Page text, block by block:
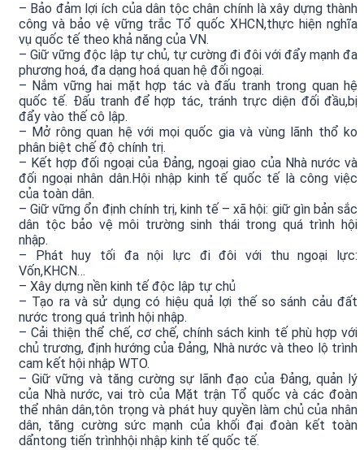
– Bảo đảm lợi ích của dân tộc chân chính là xây dựng thành
công và bảo vệ vững trắc Tổ quốc XHCN,thực hiện nghĩa
vụ quốc tế theo khả năng của VN.
– Giữ vững độc lập tự chủ, tự cường đi đôi với đẩy mạnh đa
phương hoá, đa dạng hoá quan hệ đối ngoại.
– Nắm vững hai mặt hợp tác và đấu tranh trong quan hệ
quốc tế. Đấu tranh để hợp tác, tránh trực diện đối đầu,bị
đẩy vào thế cô lập.
– Mở rông quan hệ với mọi quốc gia và vùng lãnh thổ ko
phân biệt chế độ chính trị.
– Kết hợp đối ngoại của Đảng, ngoại giao của Nhà nước và
đối ngoại nhân dân.Hội nhập kinh tế quốc tế là công việc
của toàn dân.
– Giữ vững ổn định chính trị, kinh tế – xã hội: giữ gìn bản sắc
dân tộc bảo vệ môi trường sinh thái trong quá trình hội
nhập.
– Phát huy tối đa nội lực đi đôi với thu ngoại lực:
Vốn,KHCN…
– Xây dựng nền kinh tế độc lập tự chủ
– Tạo ra và sử dụng có hiệu quả lợi thế so sánh cảu đất
nước trong quá trình hội nhập.
– Cải thiện thể chế, cơ chế, chính sách kinh tế phù hợp với
chủ trương, định hướng của Đảng, Nhà nước và theo lộ trình
cam kết hội nhập WTO.
– Giữ vững và tăng cường sự lãnh đạo của Đảng, quản lý
của Nhà nước, vai trò của Mặt trận Tổ quốc và các đoàn
thể nhân dân,tôn trọng và phát huy quyền làm chủ của nhân
dân, tăng cường sức mạnh của khối đại đoàn kết toàn
dẩntong tiến trìnhhội nhập kinh tế quốc tế.